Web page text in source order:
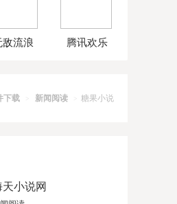
敌流浪 腾讯欢乐
版
下载 > 新闻阅读 > 糖果小说
天小说网